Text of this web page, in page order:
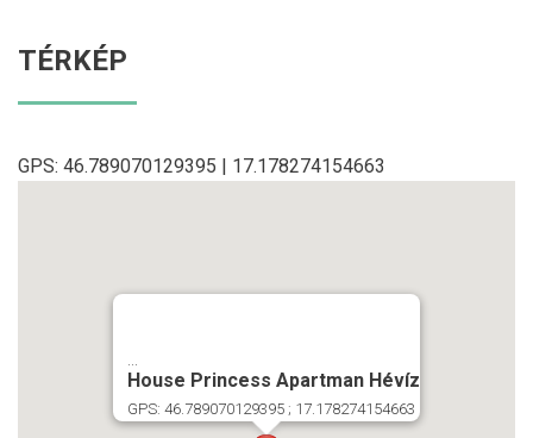
TÉRKÉP
GPS: 46.789070129395 | 17.178274154663
...
House Princess Apartman Hévíz
GPS: 46.789070129395 ; 17.178274154663